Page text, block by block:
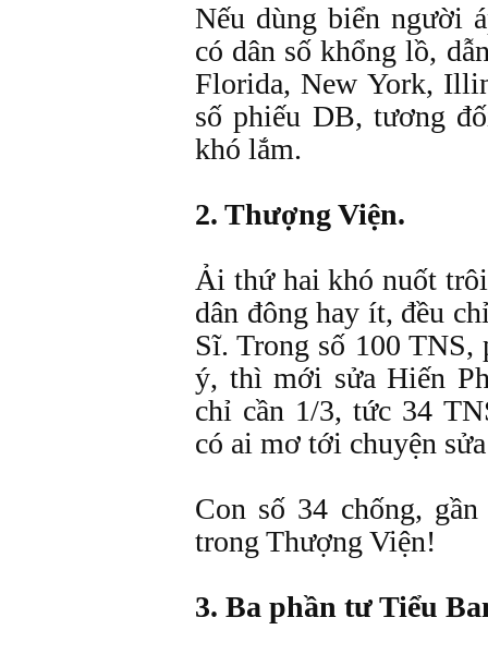
Nếu dùng biển người
có dân số khổng lồ,
Florida, New York,
số phiếu DB, tương
khó lắm.
2. Thượng Viện.
Ải thứ hai khó nuốt
dân đông hay ít, đều
Sĩ. Trong số 100 TNS,
ý, thì mới sửa Hiến
chỉ cần 1/3, tức 34
có ai mơ tới chuyện
Con số 34 chống,
trong Thượng Viện!
3. Ba phần tư Tiểu